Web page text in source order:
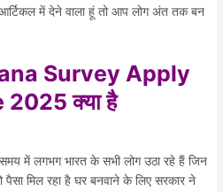
में देने वाला हूं तो आप लोग अंत तक बन
Survey Apply
क्या है
में लगभग भारत के सभी लोग उठा रहे हैं जिन
मिल रहा है घर बनवाने के लिए सरकार ने